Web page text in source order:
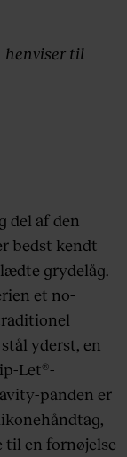
henviser til
del af den
bedst kendt
grydelåg.
et no-
yderst, en
Let®-
panden er
til en fornøjelse